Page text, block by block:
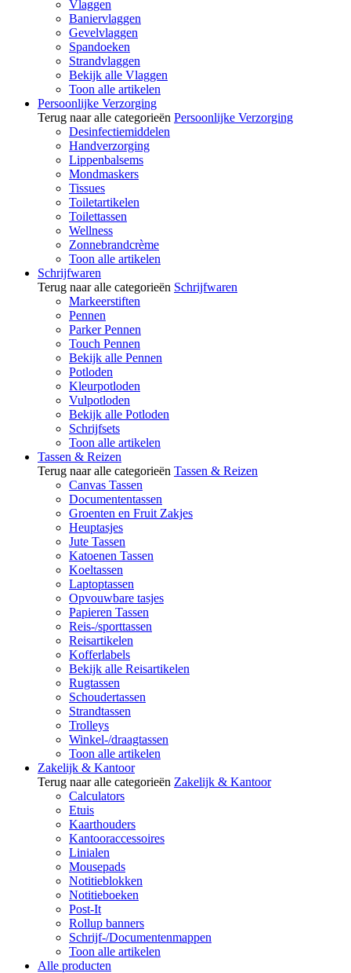
Vlaggen
Baniervlaggen
Gevelvlaggen
Spandoeken
Strandvlaggen
Bekijk alle Vlaggen
Toon alle artikelen
Persoonlijke Verzorging
Terug naar alle categorieën Persoonlijke Verzorging
Desinfectiemiddelen
Handverzorging
Lippenbalsems
Mondmaskers
Tissues
Toiletartikelen
Toilettassen
Wellness
Zonnebrandcrème
Toon alle artikelen
Schrijfwaren
Terug naar alle categorieën Schrijfwaren
Markeerstiften
Pennen
Parker Pennen
Touch Pennen
Bekijk alle Pennen
Potloden
Kleurpotloden
Vulpotloden
Bekijk alle Potloden
Schrijfsets
Toon alle artikelen
Tassen & Reizen
Terug naar alle categorieën Tassen & Reizen
Canvas Tassen
Documententassen
Groenten en Fruit Zakjes
Heuptasjes
Jute Tassen
Katoenen Tassen
Koeltassen
Laptoptassen
Opvouwbare tasjes
Papieren Tassen
Reis-/sporttassen
Reisartikelen
Kofferlabels
Bekijk alle Reisartikelen
Rugtassen
Schoudertassen
Strandtassen
Trolleys
Winkel-/draagtassen
Toon alle artikelen
Zakelijk & Kantoor
Terug naar alle categorieën Zakelijk & Kantoor
Calculators
Etuis
Kaarthouders
Kantooraccessoires
Linialen
Mousepads
Notitieblokken
Notitieboeken
Post-It
Rollup banners
Schrijf-/Documentenmappen
Toon alle artikelen
Alle producten